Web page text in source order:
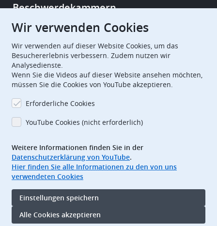
Beschwerdekammern
EuropeanPatentOffice
EPO Procurement
TheEPO
Footer
Impressum
Nutzungsbedingungen
Datenschutz
Barrierefreiheit
Wir verwenden Cookies
Wir verwenden auf dieser Website Cookies, um das
Besuchererlebnis verbessern. Zudem nutzen wir
Analysedienste.
Wenn Sie die Videos auf dieser Website ansehen möchten,
müssen Sie die Cookies von YouTube akzeptieren.
Erforderliche Cookies
YouTube Cookies (nicht erforderlich)
Weitere Informationen finden Sie in der
Datenschutzerklärung von YouTube.
Hier finden Sie alle Informationen zu den von uns
verwendeten Cookies
Einstellungen speichern
Alle Cookies akzeptieren